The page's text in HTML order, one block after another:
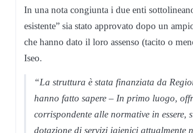
In una nota congiunta i due enti
esistente” sia stato approvato dopo un
che hanno dato il loro assenso (tacito o
Iseo.
“La struttura è stata finanziata da
hanno fatto sapere – In primo luogo,
corrispondente alle normative in
dotazione di servizi igienici attualmente